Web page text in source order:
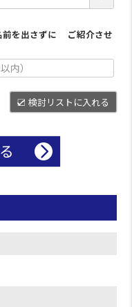
前を出さずに ご紹介させ
検討リストに入れる